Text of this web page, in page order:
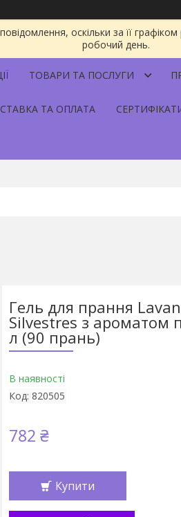
оскільки за її
робочий день.
ТОВАРИ ТА ПОСЛУГИ
ТА ОПЛАТА
Гель для прання
Silvestres з ароматом
л (90 прань)
В наявності
Код: 820505
782 ₴
Купити